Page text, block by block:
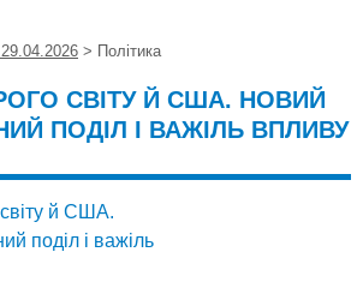
> Політика
СВІТУ Й США. НОВИЙ
ПОДІЛ І ВАЖІЛЬ ВПЛИВУ